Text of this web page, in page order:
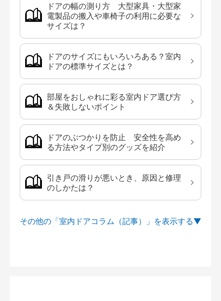
ドアの幅の測り方 大型家具・大型家
電製品の搬入や車椅子の利用に必要な
サイズは？
ドアのサイズにもいろいろある？室内
ドアの標準サイズとは？
部屋をおしゃれに彩る室内ドア選び方
＆失敗しないポイント
ドアのぶつかりを防止 安全性を高め
る方法やタイプ別のグッズを紹介
引き戸の滑りが悪いとき、原因と修理
のしかたは？
その他の「室内ドアコラム（記事）」を